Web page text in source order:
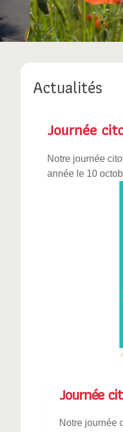
Actualités
Journée
Notre journée
année le 10
Journée
Notre journée